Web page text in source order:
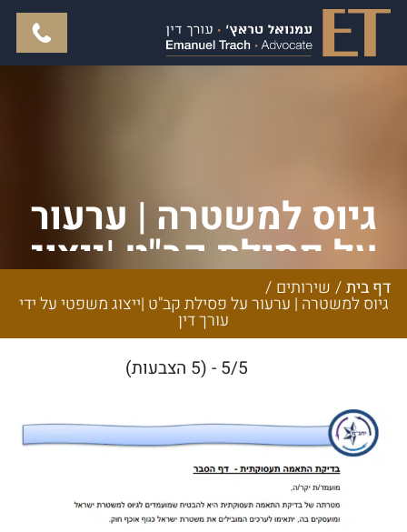
גיוס למשטרה | ערעור
על פסילת קב"ט |ייצוג
משפטי על ידי עורך דין
דף בית/ שירותים /
גיוס למשטרה | ערעור על פסילת קב"ט |ייצוג משפטי על ידי
עורך דין
5/5 - (5 הצבעות)